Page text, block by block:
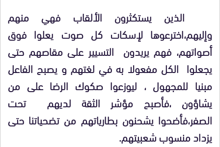
الذين يستكثرون الألقاب فهي منهم
وإليهم،اخترعوها لإسكات كل صوت يعلوا فوق
أصواتهم، فهم يريدون التسيير على مقاصهم حتى
يجعلوا الكل مفعولا به في لغتهم و يصبح الفاعل
مبنيا للمجهول ، ليوزعوا صكوك الرضا على من
يشاؤون ،فأصبح مؤشر الثقة لديهم تحت
الصفر،فأضحوا يشحنون بطارياتهم من تضحياتنا حتى
يزداد منسوب شعبيتهم.